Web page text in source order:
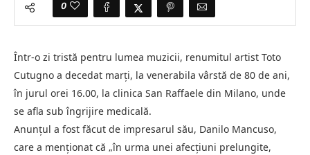
0
Într-o zi tristă pentru lumea muzicii, renumitul artist Toto
Cutugno a decedat marți, la venerabila vârstă de 80 de ani,
în jurul orei 16.00, la clinica San Raffaele din Milano, unde
se afla sub îngrijire medicală.
Anunțul a fost făcut de impresarul său, Danilo Mancuso,
care a menționat că „în urma unei afecțiuni prelungite,